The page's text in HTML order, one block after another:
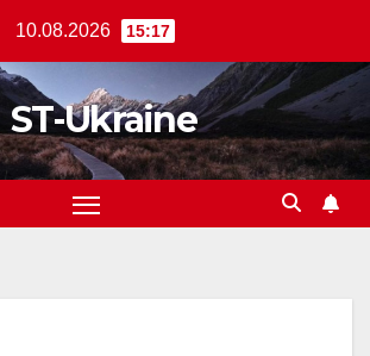
10.08.2026 15:17
ST-Ukraine